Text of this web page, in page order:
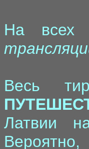
На всех
Весь
Латвии